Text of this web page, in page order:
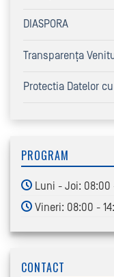
DIASPORA
Transparența
Protectia Datelor
PROGRAM
Luni - Joi: 08:00
Vineri: 08:00 -
CONTACT